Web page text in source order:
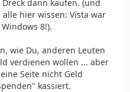
dann kaufen. (und
hier wissen: Vista war
8!).
wie Du, anderen Leuten
verdienen wollen ... aber
Seite nicht Geld
kassiert.